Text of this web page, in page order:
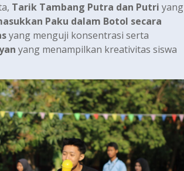
Tarik Tambang Putra dan Putri yang
Paku dalam Botol secara
yang menguji konsentrasi serta
yang menampilkan kreativitas siswa